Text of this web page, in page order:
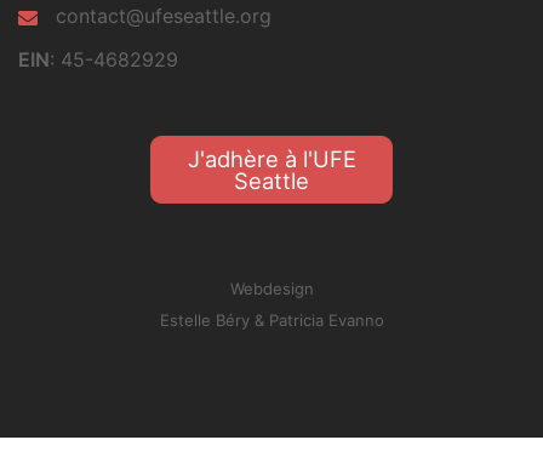
contact@ufeseattle.org
EIN: 45-4682929
J'adhère à l'UFE
Seattle
Webdesign
Estelle Béry& Patricia Evanno